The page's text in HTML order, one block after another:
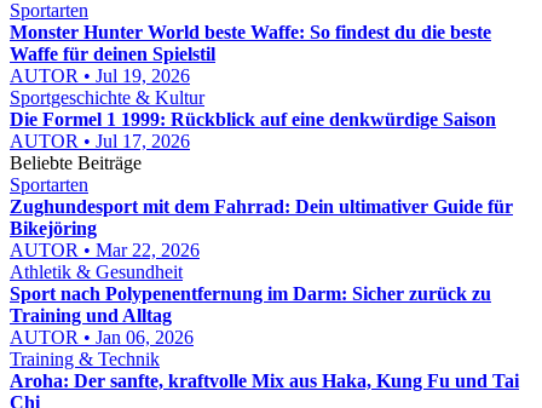
Sportarten
Monster Hunter World beste Waffe: So findest du die beste
Waffe für deinen Spielstil
AUTOR • Jul 19, 2026
Sportgeschichte & Kultur
Die Formel 1 1999: Rückblick auf eine denkwürdige Saison
AUTOR • Jul 17, 2026
Beliebte Beiträge
Sportarten
Zughundesport mit dem Fahrrad: Dein ultimativer Guide für
Bikejöring
AUTOR • Mar 22, 2026
Athletik & Gesundheit
Sport nach Polypenentfernung im Darm: Sicher zurück zu
Training und Alltag
AUTOR • Jan 06, 2026
Training & Technik
Aroha: Der sanfte, kraftvolle Mix aus Haka, Kung Fu und Tai
Chi